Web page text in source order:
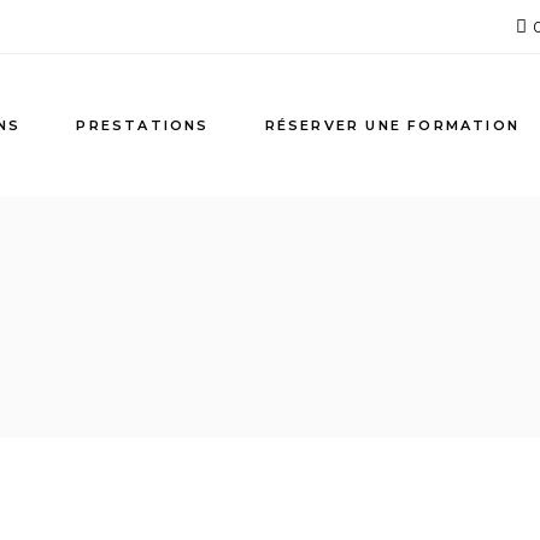
PRESTATIONS RÉSERVER UNE FORMATION